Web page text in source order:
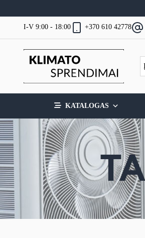
to
I-V 9:00 - 18:00 +370 610 42778
KATALOGAS